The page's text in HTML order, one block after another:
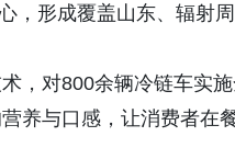
，形成覆盖山东、辐射周
，对800余辆冷链车实
养与口感，让消费者在